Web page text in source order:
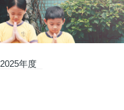
年度